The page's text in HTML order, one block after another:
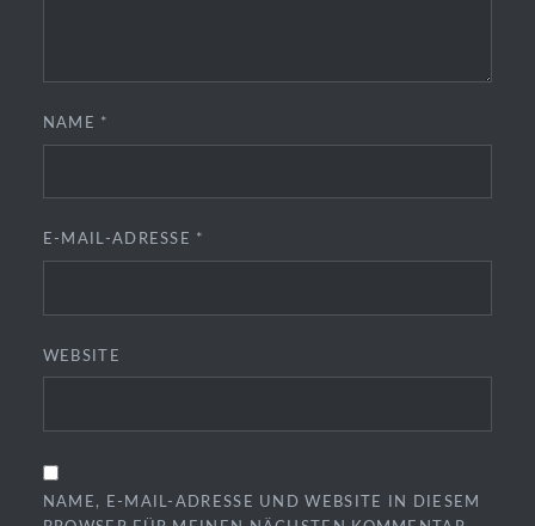
NAME *
E-MAIL-ADRESSE *
WEBSITE
NAME, E-MAIL-ADRESSE UND WEBSITE IN DIESEM